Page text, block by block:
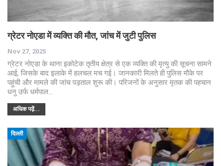
ग्रेटर नोएडा में व्यक्ति की मौत, जांच में जुटी पुलिस
Nov 27, 2025
ग्रेटर नोएडा के थाना इकोटेक तृतीय क्षेत्र से एक व्यक्ति की मृत्यु की सूचना सामने
आई, जिसके बाद इलाके में हलचल मच गई। जानकारी मिलते ही पुलिस मौके पर
पहुंची और मामले की जांच पड़ताल शुरू की। परिजनों के अनुसार मृतक की पहचान
धनु उर्फ धर्मपाल…
अधिक पढ़ें...
दिल्ली